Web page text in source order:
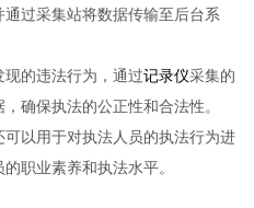
通过采集站将数据传输至后台系
现的违法行为，通过记录仪采集的
确保执法的公正性和合法性。
以用于对执法人员的执法行为进
职业素养和执法水平。